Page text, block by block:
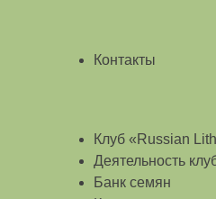
Контакты
Клуб «Russian
Деятельность
Банк семян